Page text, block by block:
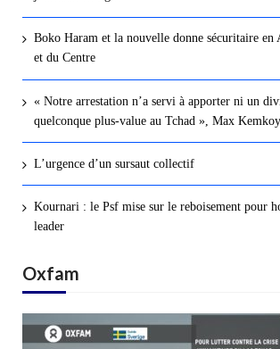
Boko Haram et la nouvelle donne sécuritaire en
et du Centre
« Notre arrestation n’a servi à apporter ni un
quelconque plus-value au Tchad », Max
L’urgence d’un sursaut collectif
Kournari : le Psf mise sur le reboisement pour
leader
Oxfam